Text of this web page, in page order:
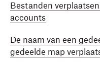
Bestanden
accounts
De naam van een
gedeelde map